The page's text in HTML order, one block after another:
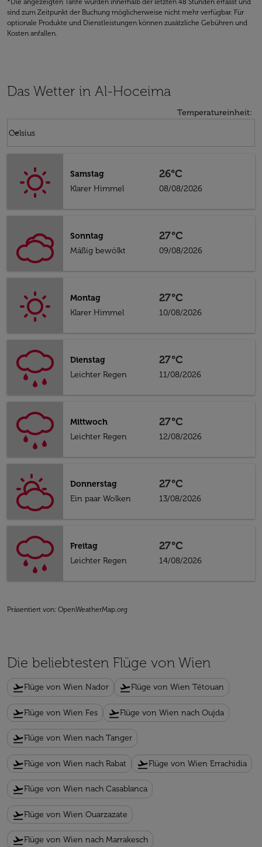
*Die angezeigten Tarife wurden innerhalb der letzten 48 Stunden erfasst und
sind zum Zeitpunkt der Buchung möglicherweise nicht mehr verfügbar. Für
optionale Produkte und Dienstleistungen können zusätzliche Gebühren und
Kosten anfallen.
Das Wetter in Al-Hoceima
Temperatureinheit:
Celsius
keyboard_arrow_down
Samstag
Klarer Himmel
26°C
08/08/2026
Sonntag
Mäßig bewölkt
27°C
09/08/2026
Montag
Klarer Himmel
27°C
10/08/2026
Dienstag
Leichter Regen
27°C
11/08/2026
Mittwoch
Leichter Regen
27°C
12/08/2026
Donnerstag
Ein paar Wolken
27°C
13/08/2026
Freitag
Leichter Regen
27°C
14/08/2026
Präsentiert von: OpenWeatherMap.org
Die beliebtesten Flüge von Wien
flight_takeoffFlüge von Wien Nador flight_takeoffFlüge von Wien Tétouan
flight_takeoffFlüge von Wien Fes flight_takeoffFlüge von Wien nach Oujda
flight_takeoffFlüge von Wien nach Tanger
flight_takeoffFlüge von Wien nach Rabat flight_takeoffFlüge von Wien Errachidia
flight_takeoffFlüge von Wien nach Casablanca
flight_takeoffFlüge von Wien Ouarzazate
flight_takeoffFlüge von Wien nach Marrakesch